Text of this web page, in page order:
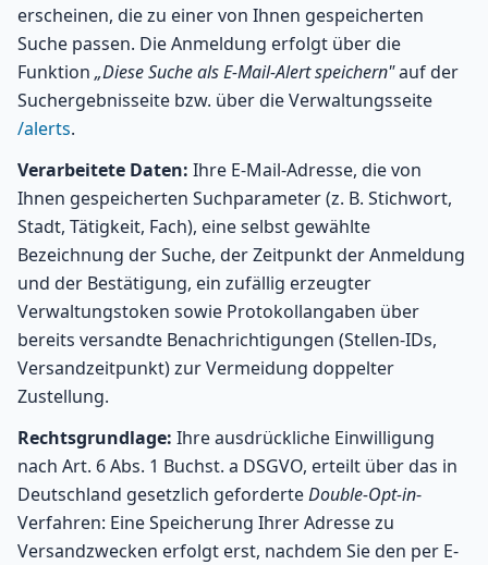
erscheinen, die zu einer von Ihnen gespeicherten
Suche passen. Die Anmeldung erfolgt über die
Funktion „Diese Suche als E-Mail-Alert speichern"auf der
Suchergebnisseite bzw. über die Verwaltungsseite
/alerts.
Verarbeitete Daten: Ihre E-Mail-Adresse, die von
Ihnen gespeicherten Suchparameter (z. B. Stichwort,
Stadt, Tätigkeit, Fach), eine selbst gewählte
Bezeichnung der Suche, der Zeitpunkt der Anmeldung
und der Bestätigung, ein zufällig erzeugter
Verwaltungstoken sowie Protokollangaben über
bereits versandte Benachrichtigungen (Stellen-IDs,
Versandzeitpunkt) zur Vermeidung doppelter
Zustellung.
Rechtsgrundlage: Ihre ausdrückliche Einwilligung
nach Art. 6 Abs. 1 Buchst. a DSGVO, erteilt über das in
Deutschland gesetzlich geforderteDouble-Opt-in-
Verfahren: Eine Speicherung Ihrer Adresse zu
Versandzwecken erfolgt erst, nachdem Sie den per E-